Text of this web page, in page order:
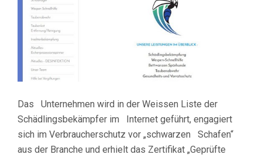
Das Unternehmen wird in der Weissen Liste der
Schädlingsbekämpfer im Internet geführt, engagiert
sich im Verbraucherschutz vor „schwarzen Schafen“
aus der Branche und erhielt das Zertifikat „Geprüfte